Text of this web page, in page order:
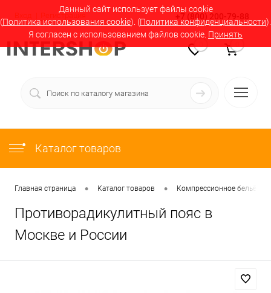
Данный сайт использует файлы cookie
(Политика использования cookie). (Политика конфиденциальности).
Я согласен с использованием файлов cookie. Принять
Вход Регистрация +7 (800) 200-79-88
Каталог товаров
Главная страница • Каталог товаров • Компрессионное бельё в
Противорадикулитный пояс в
Москве и России